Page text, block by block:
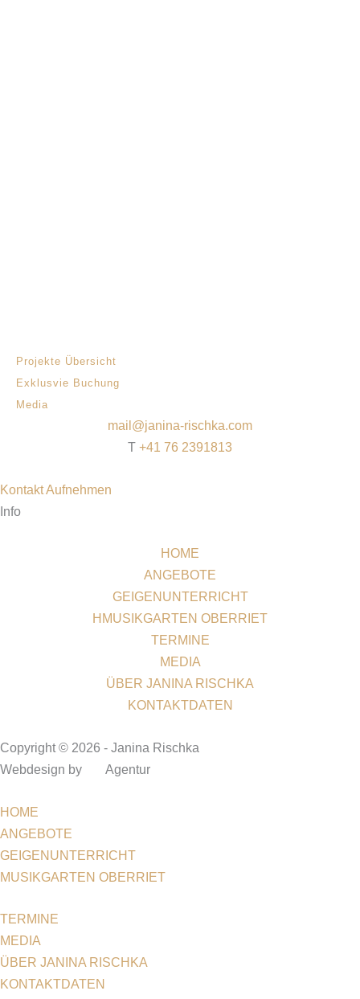
Projekte Übersicht
Exklusvie Buchung
Media
mail@janina-rischka.com
T +41 76 2391813
Kontakt Aufnehmen
Info
HOME
ANGEBOTE
GEIGENUNTERRICHT
HMUSIKGARTEN OBERRIET
TERMINE
MEDIA
ÜBER JANINA RISCHKA
KONTAKTDATEN
Copyright © 2026 - Janina Rischka
Webdesign by
Agentur
HOME
ANGEBOTE
GEIGENUNTERRICHT
MUSIKGARTEN OBERRIET
TERMINE
MEDIA
ÜBER JANINA RISCHKA
KONTAKTDATEN